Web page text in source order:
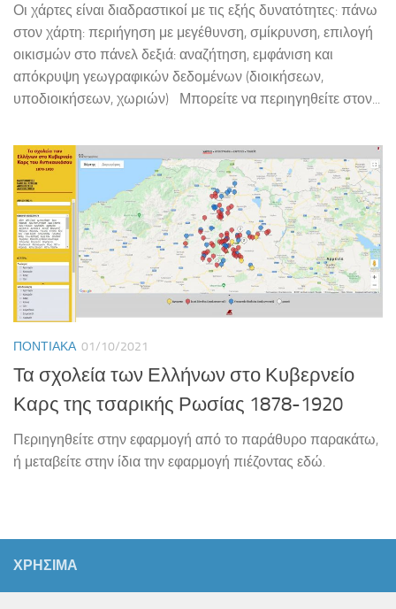
Οι χάρτες είναι διαδραστικοί με τις εξής δυνατότητες: πάνω
στον χάρτη: περιήγηση με μεγέθυνση, σμίκρυνση, επιλογή
οικισμών στο πάνελ δεξιά: αναζήτηση, εμφάνιση και
απόκρυψη γεωγραφικών δεδομένων (διοικήσεων,
υποδιοικήσεων, χωριών) Μπορείτε να περιηγηθείτε στον...
ΠΟΝΤΙΑΚΆ 01/10/2021
Τα σχολεία των Ελλήνων στο Κυβερνείο
Καρς της τσαρικής Ρωσίας 1878-1920
Περιηγηθείτε στην εφαρμογή από το παράθυρο παρακάτω,
ή μεταβείτε στην ίδια την εφαρμογή πιέζοντας εδώ.
ΧΡΗΣΙΜΑ